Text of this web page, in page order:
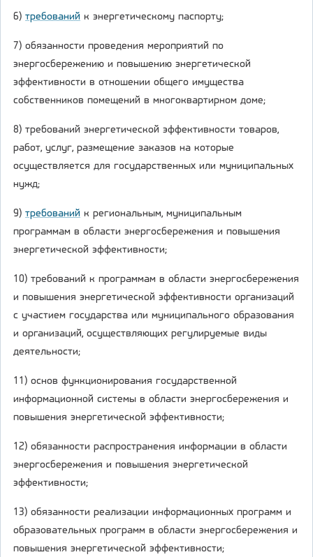
6) требований к энергетическому паспорту;
7) обязанности проведения мероприятий по
энергосбережению и повышению энергетической
эффективности в отношении общего имущества
собственников помещений в многоквартирном доме;
8) требований энергетической эффективности товаров,
работ, услуг, размещение заказов на которые
осуществляется для государственных или муниципальных
нужд;
9) требований к региональным, муниципальным
программам в области энергосбережения и повышения
энергетической эффективности;
10) требований к программам в области энергосбережения
и повышения энергетической эффективности организаций
с участием государства или муниципального образования
и организаций, осуществляющих регулируемые виды
деятельности;
11) основ функционирования государственной
информационной системы в области энергосбережения и
повышения энергетической эффективности;
12) обязанности распространения информации в области
энергосбережения и повышения энергетической
эффективности;
13) обязанности реализации информационных программ и
образовательных программ в области энергосбережения и
повышения энергетической эффективности;